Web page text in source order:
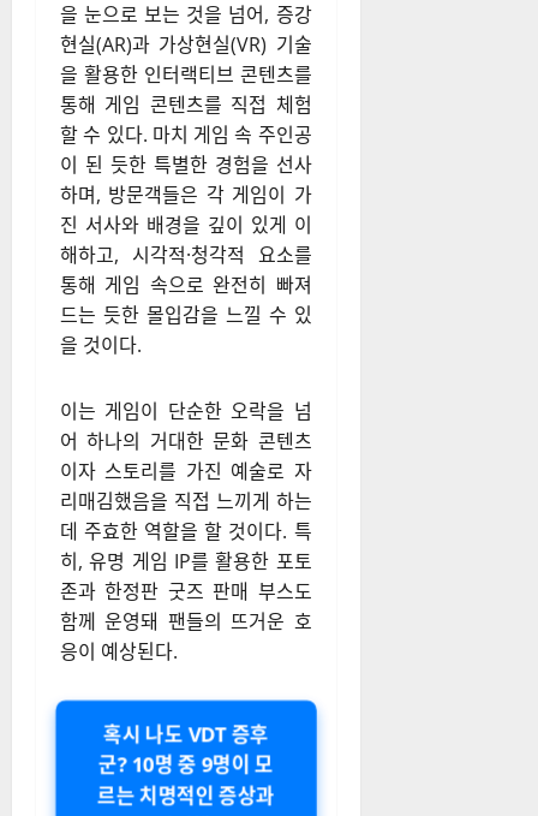
을 눈으로 보는 것을 넘어, 증강
현실(AR)과 가상현실(VR) 기술
을 활용한 인터랙티브 콘텐츠를
통해 게임 콘텐츠를 직접 체험
할 수 있다. 마치 게임 속 주인공
이 된 듯한 특별한 경험을 선사
하며, 방문객들은 각 게임이 가
진 서사와 배경을 깊이 있게 이
해하고, 시각적·청각적 요소를
통해 게임 속으로 완전히 빠져
드는 듯한 몰입감을 느낄 수 있
을 것이다.
이는 게임이 단순한 오락을 넘
어 하나의 거대한 문화 콘텐츠
이자 스토리를 가진 예술로 자
리매김했음을 직접 느끼게 하는
데 주효한 역할을 할 것이다. 특
히, 유명 게임 IP를 활용한 포토
존과 한정판 굿즈 판매 부스도
함께 운영돼 팬들의 뜨거운 호
응이 예상된다.
혹시 나도 VDT 증후
군? 10명 중 9명이 모
르는 치명적인 증상과